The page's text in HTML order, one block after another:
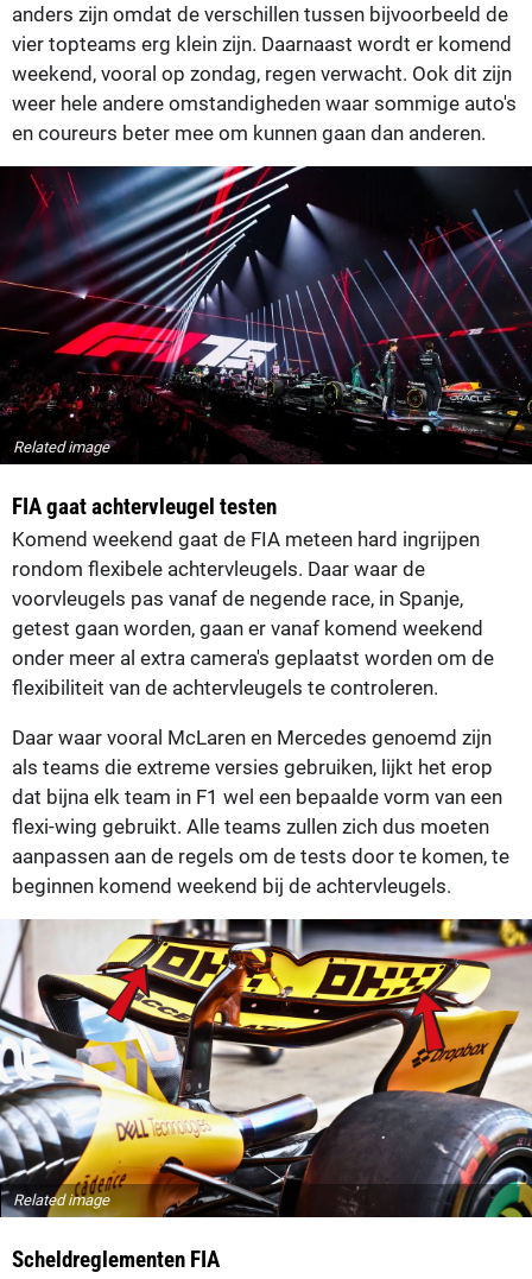
anders zijn omdat de verschillen tussen bijvoorbeeld de
vier topteams erg klein zijn. Daarnaast wordt er komend
weekend, vooral op zondag, regen verwacht. Ook dit zijn
weer hele andere omstandigheden waar sommige auto's
en coureurs beter mee om kunnen gaan dan anderen.
Related image
FIA gaat achtervleugel testen
Komend weekend gaat de FIA meteen hard ingrijpen
rondom flexibele achtervleugels. Daar waar de
voorvleugels pas vanaf de negende race, in Spanje,
getest gaan worden, gaan er vanaf komend weekend
onder meer al extra camera's geplaatst worden om de
flexibiliteit van de achtervleugels te controleren.
Daar waar vooral McLaren en Mercedes genoemd zijn
als teams die extreme versies gebruiken, lijkt het erop
dat bijna elk team in F1 wel een bepaalde vorm van een
flexi-wing gebruikt. Alle teams zullen zich dus moeten
aanpassen aan de regels om de tests door te komen, te
beginnen komend weekend bij de achtervleugels.
Related image
Scheldreglementen FIA